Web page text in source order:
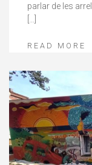
parlar de les
READ MORE